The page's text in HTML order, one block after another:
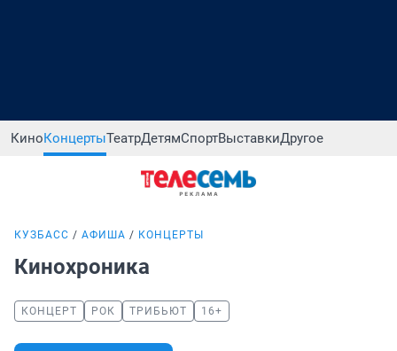
КиноКонцертыТеатрДетямСпортВыставкиДругое
КУЗБАСС АФИША КОНЦЕРТЫ
Кинохроника
КОНЦЕРТ РОК ТРИБЬЮТ 16+